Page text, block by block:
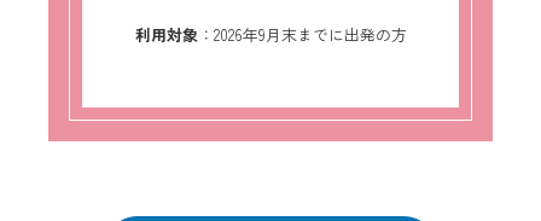
利用対象：2026年9月末までに出発の方